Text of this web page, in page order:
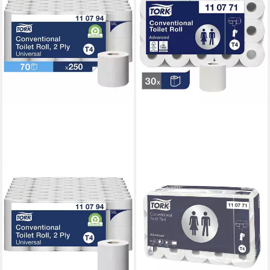
Toilettenpapier Universal (70-
St), 2-lagig, Recyclingpapier,
weiß mit Prägung, 250
Blatt/Rolle
ab 38,18 €
Toilettenpapier Advanced
(30-St), 2-lagig, hochweiß mit
Prägung, 400 Blatt/Rolle
lieferbar - in 4-5 Werktagen bei dir